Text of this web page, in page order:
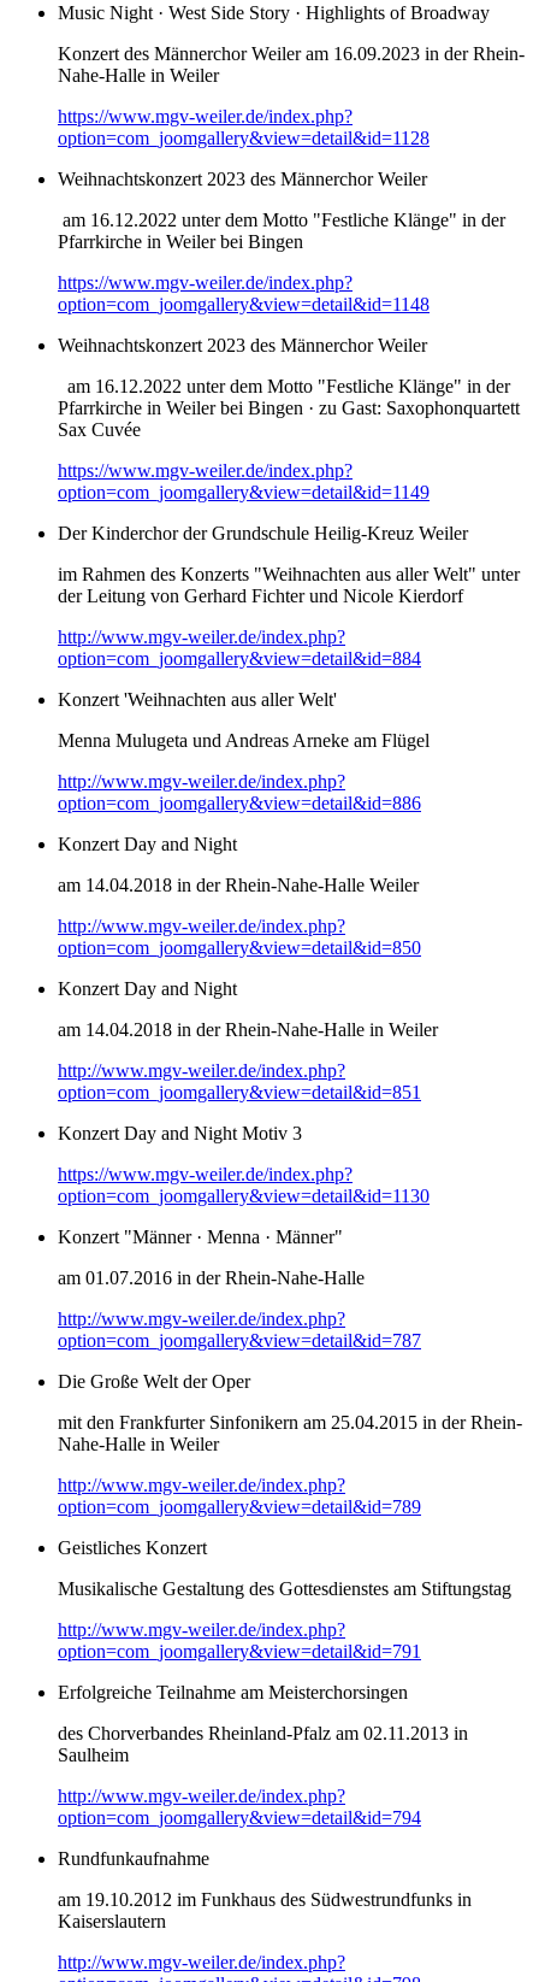
Music Night · West Side Story · Highlights of Broadway
Konzert des Männerchor Weiler am 16.09.2023 in der Rhein-
Nahe-Halle in Weiler
https://www.mgv-weiler.de/index.php?
option=com_joomgallery&view=detail&id=1128
Weihnachtskonzert 2023 des Männerchor Weiler
am 16.12.2022 unter dem Motto "Festliche Klänge" in der
Pfarrkirche in Weiler bei Bingen
https://www.mgv-weiler.de/index.php?
option=com_joomgallery&view=detail&id=1148
Weihnachtskonzert 2023 des Männerchor Weiler
am 16.12.2022 unter dem Motto "Festliche Klänge" in der
Pfarrkirche in Weiler bei Bingen · zu Gast: Saxophonquartett
Sax Cuvée
https://www.mgv-weiler.de/index.php?
option=com_joomgallery&view=detail&id=1149
Der Kinderchor der Grundschule Heilig-Kreuz Weiler
im Rahmen des Konzerts "Weihnachten aus aller Welt" unter
der Leitung von Gerhard Fichter und Nicole Kierdorf
http://www.mgv-weiler.de/index.php?
option=com_joomgallery&view=detail&id=884
Konzert 'Weihnachten aus aller Welt'
Menna Mulugeta und Andreas Arneke am Flügel
http://www.mgv-weiler.de/index.php?
option=com_joomgallery&view=detail&id=886
Konzert Day and Night
am 14.04.2018 in der Rhein-Nahe-Halle Weiler
http://www.mgv-weiler.de/index.php?
option=com_joomgallery&view=detail&id=850
Konzert Day and Night
am 14.04.2018 in der Rhein-Nahe-Halle in Weiler
http://www.mgv-weiler.de/index.php?
option=com_joomgallery&view=detail&id=851
Konzert Day and Night Motiv 3
https://www.mgv-weiler.de/index.php?
option=com_joomgallery&view=detail&id=1130
Konzert "Männer · Menna · Männer"
am 01.07.2016 in der Rhein-Nahe-Halle
http://www.mgv-weiler.de/index.php?
option=com_joomgallery&view=detail&id=787
Die Große Welt der Oper
mit den Frankfurter Sinfonikern am 25.04.2015 in der Rhein-
Nahe-Halle in Weiler
http://www.mgv-weiler.de/index.php?
option=com_joomgallery&view=detail&id=789
Geistliches Konzert
Musikalische Gestaltung des Gottesdienstes am Stiftungstag
http://www.mgv-weiler.de/index.php?
option=com_joomgallery&view=detail&id=791
Erfolgreiche Teilnahme am Meisterchorsingen
des Chorverbandes Rheinland-Pfalz am 02.11.2013 in
Saulheim
http://www.mgv-weiler.de/index.php?
option=com_joomgallery&view=detail&id=794
Rundfunkaufnahme
am 19.10.2012 im Funkhaus des Südwestrundfunks in
Kaiserslautern
http://www.mgv-weiler.de/index.php?